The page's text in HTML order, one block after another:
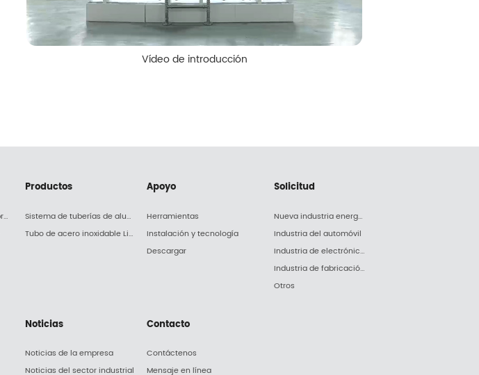
Vídeo de introducción
Introducción de la empresa
Productos
Sistema de tuberías de aluminio Upipe
Tubo de acero inoxidable Liq-pipe
Noticias
Noticias de la empresa
Noticias del sector industrial
Apoyo
Herramientas
Instalación y tecnología
Descargar
Contacto
Contáctenos
Mensaje en línea
Solicitud
Nueva industria energética
Industria del automóvil
Industria de electrónica y electrodomésticos
Industria de fabricación de maquinaria
Otros